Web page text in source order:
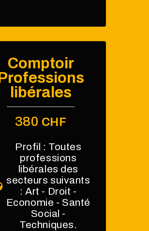
Comptoir
Professions
libérales
380 CHF
Profil : Toutes
professions
libérales des
secteurs suivants
: Art - Droit -
Economie - Santé
Social -
Techniques.